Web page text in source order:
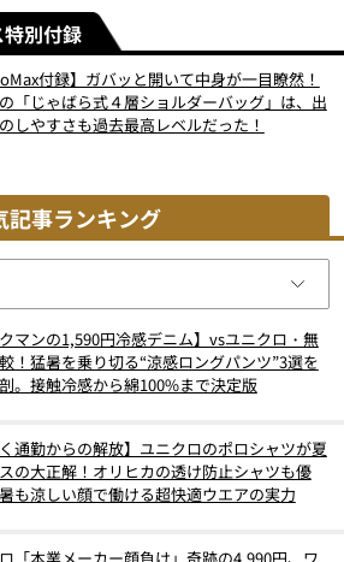
別付録
付録】ガバッと開いて中身が一目瞭然！
「じゃばら式４層ショルダーバッグ」は、出
しやすさも過去最高レベルだった！
記事ランキング
クマンの1,590円冷感デニム】vsユニクロ・無
！猛暑を乗り切る“涼感ロングパンツ”3選を
。接触冷感から綿100%まで決定版
く通勤からの解放】ユニクロのポロシャツが夏
の大正解！オリヒカの透け防止シャツも優
も涼しい顔で働ける超快適ウエアの実力